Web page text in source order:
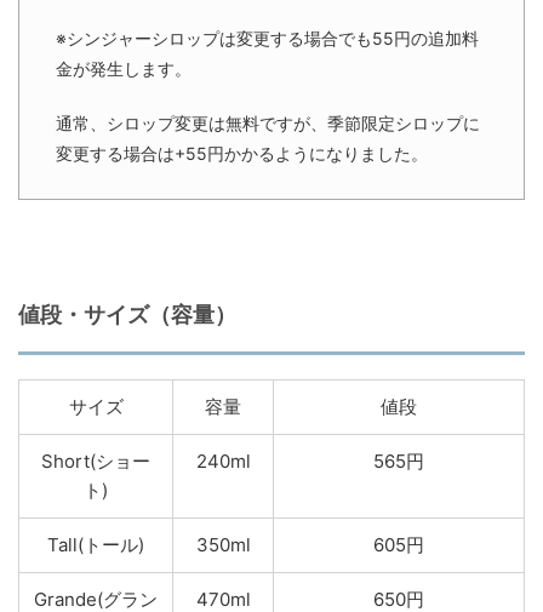
※シンジャーシロップは変更する場合でも55円の追加料
金が発生します。
通常、シロップ変更は無料ですが、季節限定シロップに
変更する場合は+55円かかるようになりました。
値段・サイズ（容量）
サイズ 容量 値段
Short(ショー
ト)
240ml 565円
Tall(トール) 350ml 605円
Grande(グラン 470ml 650円